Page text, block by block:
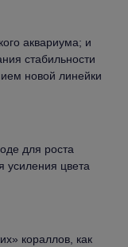
аквариума; и
стабильности
новой линейки
для роста
усиления цвета
кораллов, как